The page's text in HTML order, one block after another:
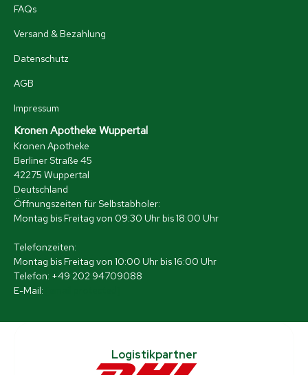
FAQs
Versand & Bezahlung
Datenschutz
AGB
Impressum
Kronen Apotheke Wuppertal
Kronen Apotheke
Berliner Straße 45
42275 Wuppertal
Deutschland
Öffnungszeiten für Selbstabholer:
Montag bis Freitag von 09:30 Uhr bis 18:00 Uhr
Telefonzeiten:
Montag bis Freitag von 10:00 Uhr bis 16:00 Uhr
Telefon: +49 202 94709088
E-Mail:
Logistikpartner